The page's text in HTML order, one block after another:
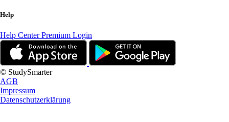
Help
Help CenterPremium Login
© StudySmarter
AGB
Impressum
Datenschutzerklärung